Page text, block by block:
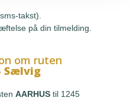
takst).
på din tilmelding.
om ruten
Sælvig
AARHUS til 1245